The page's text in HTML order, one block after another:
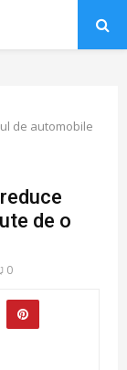
de automobile
de o
0